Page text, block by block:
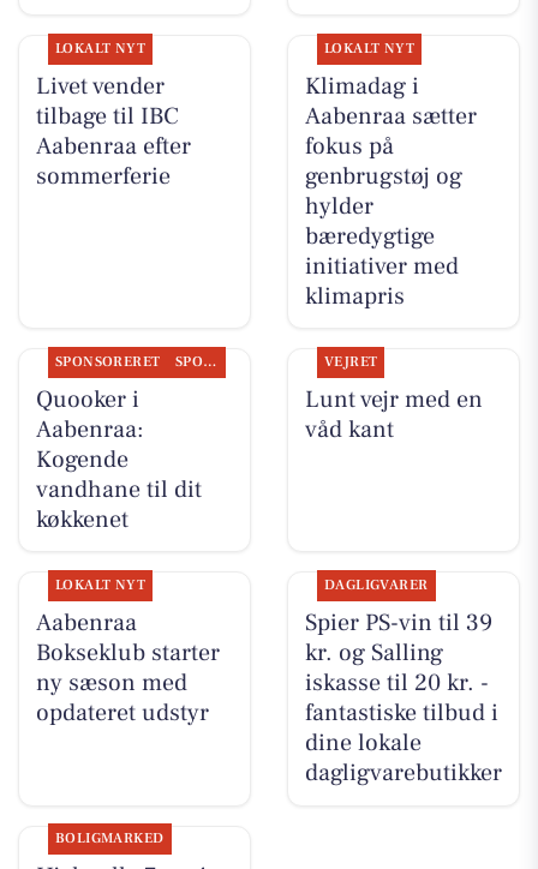
LOKALT NYT
Livet vender
tilbage til IBC
Aabenraa efter
sommerferie
LOKALT NYT
Klimadag i
Aabenraa sætter
fokus på
genbrugstøj og
hylder
bæredygtige
initiativer med
klimapris
SPONSORERET SPONSORERET INDHOLD
Quooker i
Aabenraa:
Kogende
vandhane til dit
køkkenet
VEJRET
Lunt vejr med en
våd kant
LOKALT NYT
Aabenraa
Bokseklub starter
ny sæson med
opdateret udstyr
DAGLIGVARER
Spier PS-vin til 39
kr. og Salling
iskasse til 20 kr. -
fantastiske tilbud i
dine lokale
dagligvarebutikker
BOLIGMARKED